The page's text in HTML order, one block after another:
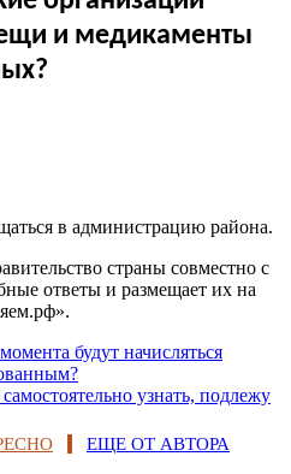
и медикаменты
в администрацию района.
страны совместно с
ответы и размещает их на
будут начисляться
узнать, подлежу
ЕЩЕ ОТ АВТОРА